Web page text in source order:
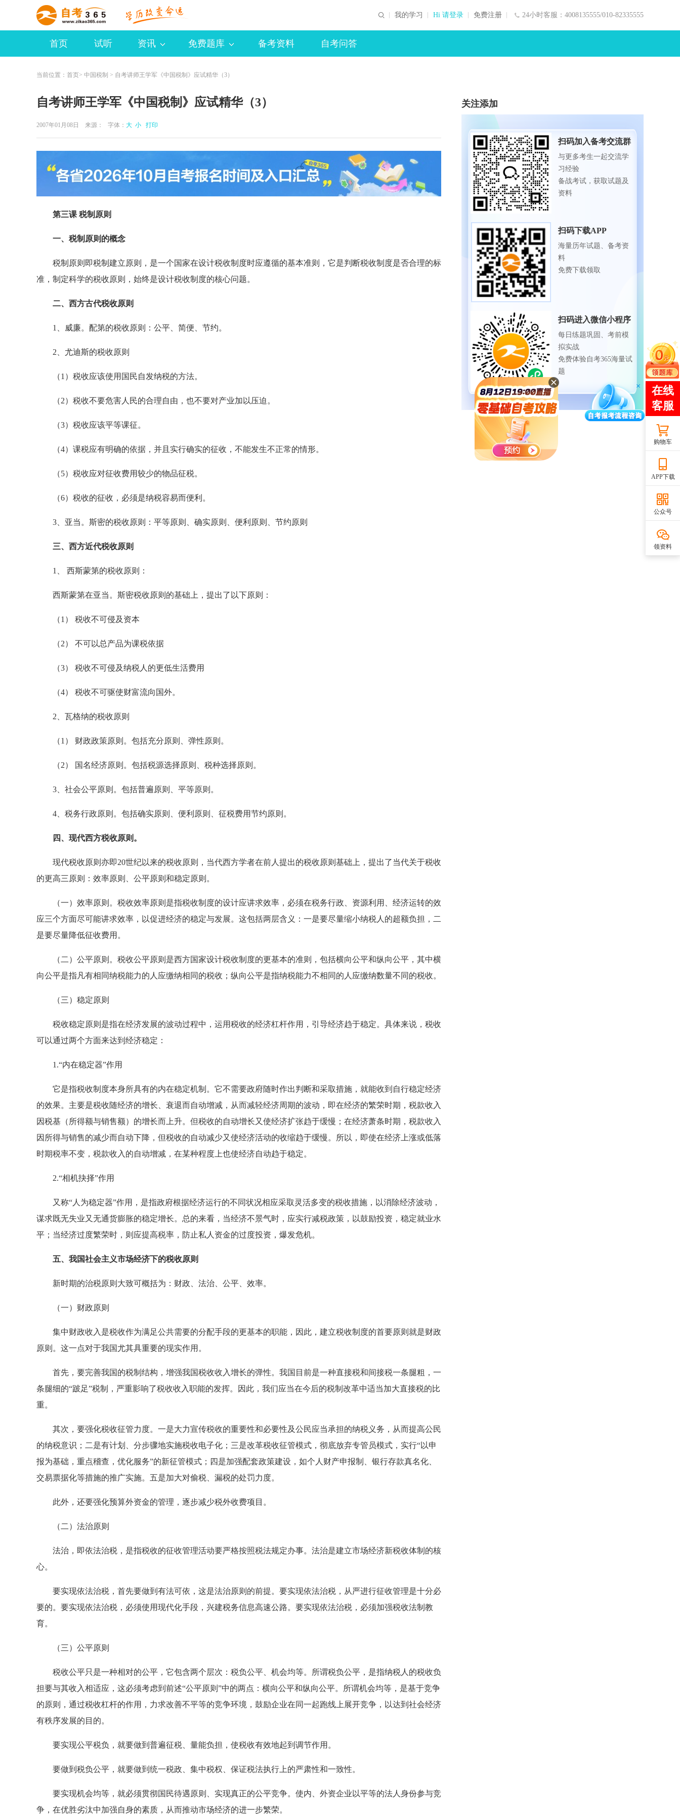
24小时客服：4008135555/010-82335555
我的学习 Hi 请登录 免费注册
首页 试听 资讯 免费题库 备考资料 自考问答
当前位置： 首页> 中国税制 > 自考讲师王学军《中国税制》应试精华（3）
自考讲师王学军《中国税制》应试精华（3）
2007年01月08日 来源： 字体： 大 小 打印
第三课 税制原则
一、税制原则的概念
税制原则即税制建立原则，是一个国家在设计税收制度时应遵循的基本准则，它是判断税收制度是否合理的标
准，制定科学的税收原则，始终是设计税收制度的核心问题。
二、西方古代税收原则
1、威廉。配第的税收原则：公平、简便、节约。
2、尤迪斯的税收原则
（1）税收应该使用国民自发纳税的方法。
（2）税收不要危害人民的合理自由，也不要对产业加以压迫。
（3）税收应该平等课征。
（4）课税应有明确的依据，并且实行确实的征收，不能发生不正常的情形。
（5）税收应对征收费用较少的物品征税。
（6）税收的征收，必须是纳税容易而便利。
3、亚当。斯密的税收原则：平等原则、确实原则、便利原则、节约原则
三、西方近代税收原则
1、 西斯蒙第的税收原则：
西斯蒙第在亚当。斯密税收原则的基础上，提出了以下原则：
（1） 税收不可侵及资本
（2） 不可以总产品为课税依据
（3） 税收不可侵及纳税人的更低生活费用
（4） 税收不可驱使财富流向国外。
2、瓦格纳的税收原则
（1） 财政政策原则。包括充分原则、弹性原则。
（2） 国名经济原则。包括税源选择原则、税种选择原则。
3、社会公平原则。包括普遍原则、平等原则。
4、税务行政原则。包括确实原则、便利原则、征税费用节约原则。
四、现代西方税收原则。
现代税收原则亦即20世纪以来的税收原则，当代西方学者在前人提出的税收原则基础上，提出了当代关于税收
的更高三原则：效率原则、公平原则和稳定原则。
（一）效率原则。税收效率原则是指税收制度的设计应讲求效率，必须在税务行政、资源利用、经济运转的效
应三个方面尽可能讲求效率，以促进经济的稳定与发展。这包括两层含义：一是要尽量缩小纳税人的超额负担，二
是要尽量降低征收费用。
（二）公平原则。税收公平原则是西方国家设计税收制度的更基本的准则，包括横向公平和纵向公平，其中横
向公平是指凡有相同纳税能力的人应缴纳相同的税收；纵向公平是指纳税能力不相同的人应缴纳数量不同的税收。
（三）稳定原则
税收稳定原则是指在经济发展的波动过程中，运用税收的经济杠杆作用，引导经济趋于稳定。具体来说，税收
可以通过两个方面来达到经济稳定：
1.“内在稳定器”作用
它是指税收制度本身所具有的内在稳定机制。它不需要政府随时作出判断和采取措施，就能收到自行稳定经济
的效果。主要是税收随经济的增长、衰退而自动增减，从而减轻经济周期的波动，即在经济的繁荣时期，税款收入
因税基（所得额与销售额）的增长而上升。但税收的自动增长又使经济扩张趋于缓慢；在经济萧条时期，税款收入
因所得与销售的减少而自动下降，但税收的自动减少又使经济活动的收缩趋于缓慢。所以，即使在经济上涨或低落
时期税率不变，税款收入的自动增减，在某种程度上也使经济自动趋于稳定。
2.“相机抉择”作用
又称“人为稳定器”作用，是指政府根据经济运行的不同状况相应采取灵活多变的税收措施，以消除经济波动，
谋求既无失业又无通货膨胀的稳定增长。总的来看，当经济不景气时，应实行减税政策，以鼓励投资，稳定就业水
平；当经济过度繁荣时，则应提高税率，防止私人资金的过度投资，爆发危机。
五、我国社会主义市场经济下的税收原则
新时期的治税原则大致可概括为：财政、法治、公平、效率。
（一）财政原则
集中财政收入是税收作为满足公共需要的分配手段的更基本的职能，因此，建立税收制度的首要原则就是财政
原则。这一点对于我国尤其具重要的现实作用。
首先，要完善我国的税制结构，增强我国税收收入增长的弹性。我国目前是一种直接税和间接税一条腿粗，一
条腿细的“跛足”税制，严重影响了税收收入职能的发挥。因此，我们应当在今后的税制改革中适当加大直接税的比
重。
其次，要强化税收征管力度。一是大力宣传税收的重要性和必要性及公民应当承担的纳税义务，从而提高公民
的纳税意识；二是有计划、分步骤地实施税收电子化；三是改革税收征管模式，彻底放弃专管员模式，实行“以申
报为基础，重点稽查，优化服务”的新征管模式；四是加强配套政策建设，如个人财产申报制、银行存款真名化、
交易票据化等措施的推广实施。五是加大对偷税、漏税的处罚力度。
此外，还要强化预算外资金的管理，逐步减少税外收费项目。
（二）法治原则
法治，即依法治税，是指税收的征收管理活动要严格按照税法规定办事。法治是建立市场经济新税收体制的核
心。
要实现依法治税，首先要做到有法可依，这是法治原则的前提。要实现依法治税，从严进行征收管理是十分必
要的。要实现依法治税，必须使用现代化手段，兴建税务信息高速公路。要实现依法治税，必须加强税收法制教
育。
（三）公平原则
税收公平只是一种相对的公平，它包含两个层次：税负公平、机会均等。所谓税负公平，是指纳税人的税收负
担要与其收入相适应，这必须考虑到前述“公平原则”中的两点：横向公平和纵向公平。所谓机会均等，是基于竞争
的原则，通过税收杠杆的作用，力求改善不平等的竞争环境，鼓励企业在同一起跑线上展开竞争，以达到社会经济
有秩序发展的目的。
要实现公平税负，就要做到普遍征税、量能负担，使税收有效地起到调节作用。
要做到税负公平，就要做到统一税政、集中税权、保证税法执行上的严肃性和一致性。
要实现机会均等，就必须贯彻国民待遇原则、实现真正的公平竞争。使内、外资企业以平等的法人身份参与竞
争，在优胜劣汰中加强自身的素质，从而推动市场经济的进一步繁荣。
关注添加
扫码加入备考交流群
与更多考生一起交流学
习经验
备战考试，获取试题及
资料
扫码下载APP
海量历年试题、备考资
料
免费下载领取
扫码进入微信小程序
每日练题巩固、考前模
拟实战
免费体验自考365海量试
题
购物车
APP下载
公众号
领资料